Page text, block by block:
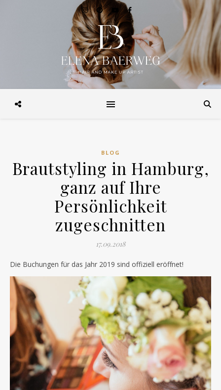
Make-up, Hairstyling, Brautstyling, Make-up Workshops, Make-up
BLOG
Brautstyling in Hamburg,
ganz auf Ihre
Persönlichkeit
zugeschnitten
17.09.2018
Die Buchungen für das Jahr 2019 sind offiziell eröffnet!